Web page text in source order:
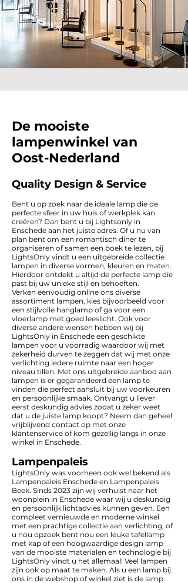
De mooiste
lampenwinkel van
Oost-Nederland
Quality Design & Service
Bent u op zoek naar de ideale lamp die de
perfecte sfeer in uw huis of werkplek kan
creëren? Dan bent u bij Lightsonly in
Enschede aan het juiste adres. Of u nu van
plan bent om een romantisch diner te
organiseren of samen een boek te lezen, bij
LightsOnly vindt u een uitgebreide collectie
lampen in diverse vormen, kleuren en maten.
Hierdoor ontdekt u altijd de perfecte lamp die
past bij uw unieke stijl en behoeften.
Verken eenvoudig online ons diverse
assortiment lampen, kies bijvoorbeeld voor
een stijlvolle hanglamp of ga voor een
vloerlamp met goed leeslicht. Ook voor
diverse andere wensen hebben wij bij
LightsOnly in Enschede een geschikte
lampen voor u voorradig waardoor wij met
zekerheid durven te zeggen dat wij met onze
verlichting iedere ruimte naar een hoger
niveau tillen. Met ons uitgebreide aanbod aan
lampen is er gegarandeerd een lamp te
vinden die perfect aansluit bij uw voorkeuren
en persoonlijke smaak. Ontvangt u liever
eerst deskundig advies zodat u zeker weet
dat u de juiste lamp koopt? Neem dan geheel
vrijblijvend contact op met onze
klantenservice of kom gezellig langs in onze
winkel in Enschede.​
Lampenpaleis
LightsOnly was voorheen ook wel bekend als
Lampenpaleis Enschede en Lampenpaleis
Beek. Sinds 2023 zijn wij verhuist naar het
woonplein in Enschede waar wij u deskundig
en persoonlijk lichtadvies kunnen geven. Een
compleet vernieuwde en moderne winkel
met een prachtige collectie aan verlichting, of
u nou opzoek bent nou een leuke tafellamp
met kap of een hoogwaardige design lamp
van de mooiste materialen en technologie bij
LightsOnly vindt u het allemaal! Veel lampen
zijn ook op maat te maken. Als u een lamp bij
ons in de webshop of winkel ziet is de lamp